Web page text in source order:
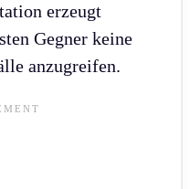
erzeugt
Gegner keine
anzugreifen.